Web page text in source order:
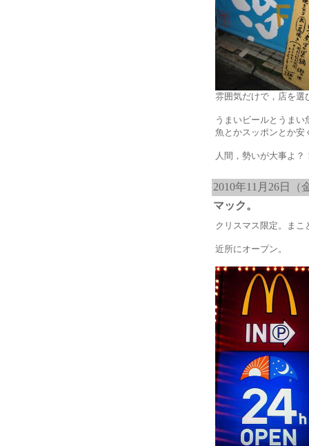
雰囲気だけで，店を選
うまいビールとうまい
魚とかスッポンとか安
人間，勢いが大事よ？
2010年11月26日（
マック。
クリスマス限定。まこ
近所にオープン。